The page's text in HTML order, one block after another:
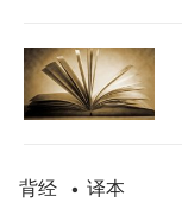
背经 • 译本